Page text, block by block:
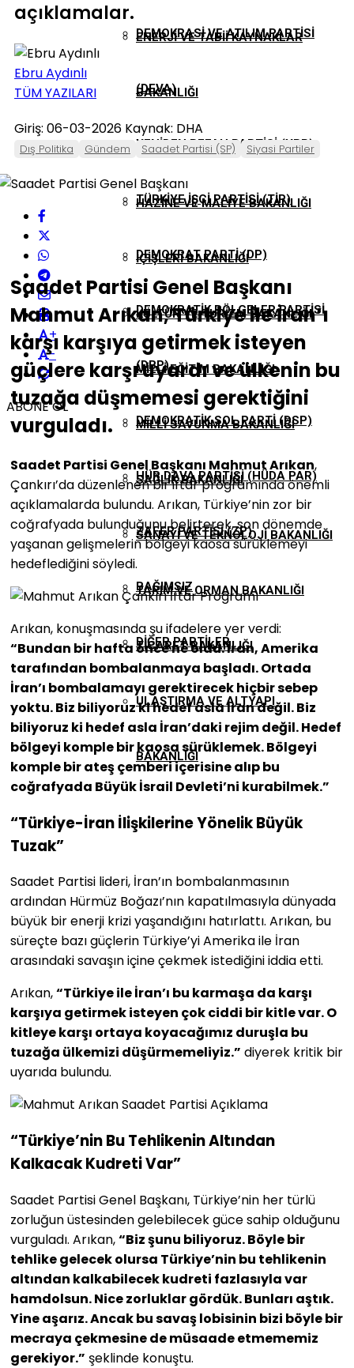
DEMOKRASI VE ATILIM PARTISI
(DEVA)
YENIDEN REFAH PARTISI (YRP)
TÜRKIYE İŞÇI PARTISI (TİP)
DEMOKRAT PARTI (DP)
DEMOKRATIK BÖLGELER PARTISI
(DBP)
DEMOKRATIK SOL PARTI (DSP)
HÜR DAVA PARTISI (HÜDA PAR)
ZAFER PARTISI (ZP)
BAĞIMSIZ
DIĞER PARTILER
ENERJI VE TABII KAYNAKLAR
BAKANLIĞI
GENÇLIK VE SPOR BAKANLIĞI
HAZINE VE MALIYE BAKANLIĞI
İÇIŞLERI BAKANLIĞI
KÜLTÜR VE TURIZM BAKANLIĞI
MILLI EĞITIM BAKANLIĞI
MILLI SAVUNMA BAKANLIĞI
SAĞLIK BAKANLIĞI
SANAYI VE TEKNOLOJI BAKANLIĞI
TARIM VE ORMAN BAKANLIĞI
TICARET BAKANLIĞI
ULAŞTIRMA VE ALTYAPI
BAKANLIĞI
açıklamalar.
Ebru Aydınlı
TÜM YAZILARI
Giriş: 06-03-2026 Kaynak: DHA
Dış Politika Gündem Saadet Partisi (SP) Siyasi Partiler
+
-
ABONE OL
Saadet Partisi Genel Başkanı
Mahmut Arıkan, Türkiye ile İran’ı
karşı karşıya getirmek isteyen
güçlere karşı uyardı ve ülkenin bu
tuzağa düşmemesi gerektiğini
vurguladı.
Saadet Partisi Genel Başkanı Mahmut Arıkan,
Çankırı’da düzenlenen bir iftar programında önemli
açıklamalarda bulundu. Arıkan, Türkiye’nin zor bir
coğrafyada bulunduğunu belirterek, son dönemde
yaşanan gelişmelerin bölgeyi kaosa sürüklemeyi
hedeflediğini söyledi.
Arıkan, konuşmasında şu ifadelere yer verdi:
“Bundan bir hafta önce ne oldu. İran, Amerika
tarafından bombalanmaya başladı. Ortada
İran’ı bombalamayı gerektirecek hiçbir sebep
yoktu. Biz biliyoruz ki hedef asla İran değil. Biz
biliyoruz ki hedef asla İran’daki rejim değil. Hedef
bölgeyi komple bir kaosa sürüklemek. Bölgeyi
komple bir ateş çemberi içerisine alıp bu
coğrafyada Büyük İsrail Devleti’ni kurabilmek.”
“Türkiye-İran İlişkilerine Yönelik Büyük
Tuzak”
Saadet Partisi lideri, İran’ın bombalanmasının
ardından Hürmüz Boğazı’nın kapatılmasıyla dünyada
büyük bir enerji krizi yaşandığını hatırlattı. Arıkan, bu
süreçte bazı güçlerin Türkiye’yi Amerika ile İran
arasındaki savaşın içine çekmek istediğini iddia etti.
Arıkan,“Türkiye ile İran’ı bu karmaşa da karşı
karşıya getirmek isteyen çok ciddi bir kitle var. O
kitleye karşı ortaya koyacağımız duruşla bu
tuzağa ülkemizi düşürmemeliyiz.” diyerek kritik bir
uyarıda bulundu.
“Türkiye’nin Bu Tehlikenin Altından
Kalkacak Kudreti Var”
Saadet Partisi Genel Başkanı, Türkiye’nin her türlü
zorluğun üstesinden gelebilecek güce sahip olduğunu
vurguladı. Arıkan,“Biz şunu biliyoruz. Böyle bir
tehlike gelecek olursa Türkiye’nin bu tehlikenin
altından kalkabilecek kudreti fazlasıyla var
hamdolsun. Nice zorluklar gördük. Bunları aştık.
Yine aşarız. Ancak bu savaş lobisinin bizi böyle bir
mecraya çekmesine de müsaade etmememiz
gerekiyor.” şeklinde konuştu.